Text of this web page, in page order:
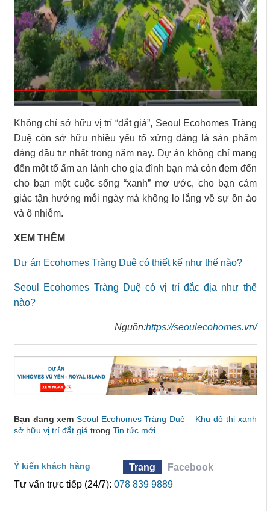
Không chỉ sở hữu vị trí “đắt giá”, Seoul Ecohomes Tràng
Duệ còn sở hữu nhiều yếu tố xứng đáng là sản phẩm
đáng đầu tư nhất trong năm nay. Dự án không chỉ mang
đến một tổ ấm an lành cho gia đình bạn mà còn đem đến
cho bạn một cuộc sống “xanh” mơ ước, cho bạn cảm
giác tận hưởng mỗi ngày mà không lo lắng về sự ồn ào
và ô nhiễm.
XEM THÊM
Dự án Ecohomes Tràng Duệ có thiết kế như thế nào?
Seoul Ecohomes Tràng Duệ có vị trí đắc địa như thế
nào?
Nguồn:https://seoulecohomes.vn/
Bạn đang xem Seoul Ecohomes Tràng Duệ – Khu đô thị xanh
sở hữu vị trí đắt giá trong Tin tức mới
Ý kiến khách hàng Trang
Facebook
Tư vấn trực tiếp (24/7): 078 839 9889